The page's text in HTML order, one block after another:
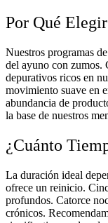
Por Qué
Nuestros programas
del ayuno con zumos.
depurativos ricos en
movimiento suave en
abundancia de
la base de nuestros
¿Cuánto
La duración ideal
ofrece un reinicio.
profundos. Catorce
crónicos.